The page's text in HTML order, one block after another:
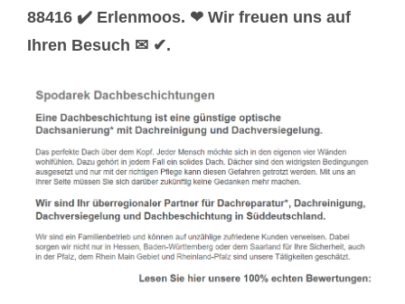
88416 ✔️ Erlenmoos. ❤ Wir freuen uns auf
Ihren Besuch ✉ ✔.